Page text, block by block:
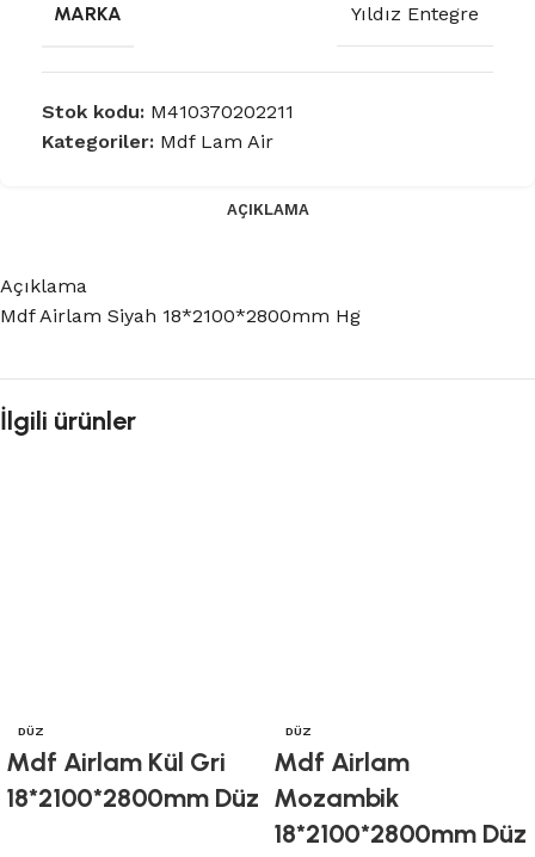
MARKA Yıldız Entegre
Stok kodu: M410370202211
Kategoriler: Mdf Lam Air
AÇIKLAMA
Açıklama
Mdf Airlam Siyah 18*2100*2800mm Hg
İlgili ürünler
DÜZ
Mdf Airlam Kül Gri
18*2100*2800mm Düz
DÜZ
Mdf Airlam
Mozambik
18*2100*2800mm Düz